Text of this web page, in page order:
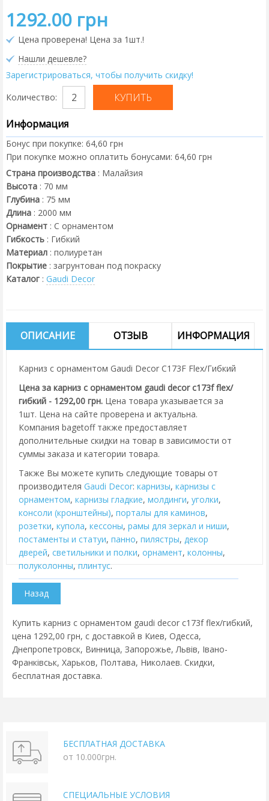
1292.00 грн
Цена проверена! Цена за 1шт.!
Нашли дешевле?
Зарегистрироваться, чтобы получить скидку!
Количество:
Информация
Бонус при покупке: 64,60 грн
При покупке можно оплатить бонусами: 64,60 грн
Страна производства : Малайзия
Высота : 70 мм
Глубина : 75 мм
Длина : 2000 мм
Орнамент : С орнаментом
Гибкость : Гибкий
Материал : полиуретан
Покрытие : загрунтован под покраску
Каталог : Gaudi Decor
ОПИСАНИЕ ОТЗЫВ ИНФОРМАЦИЯ
Карниз с орнаментом Gaudi Decor C173F Flex/Гибкий
Цена за карниз с орнаментом gaudi decor c173f flex/
гибкий - 1292,00 грн. Цена товара указывается за
1шт. Цена на сайте проверена и актуальна.
Компания bagetoff также предоставляет
дополнительные скидки на товар в зависимости от
суммы заказа и категории товара.
Также Вы можете купить следующие товары от
производителя Gaudi Decor: карнизы, карнизы с
орнаментом, карнизы гладкие, молдинги, уголки,
консоли (кронштейны), порталы для каминов,
розетки, купола, кессоны, рамы для зеркал и ниши,
постаменты и статуи, панно, пилястры, декор
дверей, cветильники и полки, орнамент, колонны,
полуколонны, плинтус.
Купить карниз с орнаментом gaudi decor c173f flex/гибкий,
цена 1292,00 грн, с доставкой в Киев, Одесса,
Днепропетровск, Винница, Запорожье, Львів, Івано-
Франківськ, Харьков, Полтава, Николаев. Скидки,
бесплатная доставка.
БЕСПЛАТНАЯ ДОСТАВКА
от 10.000грн.
СПЕЦИАЛЬНЫЕ УСЛОВИЯ